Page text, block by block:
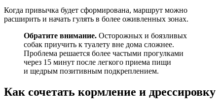
Когда привычка будет сформирована, маршрут можно
расширить и начать гулять в более оживленных зонах.
Обратите внимание. Осторожных и боязливых
собак приучить к туалету вне дома сложнее.
Проблема решается более частыми прогулками
через 15 минут после легкого приема пищи
и щедрым позитивным подкреплением.
Как сочетать кормление и дрессировку